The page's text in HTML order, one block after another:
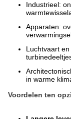
Industrieel:
Apparaten:
Luchtvaart
in warme
Voordelen ten